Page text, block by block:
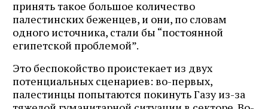
принять такое большое количество
палестинских беженцев, и они, по словам
одного источника, стали бы “постоянной
египетской проблемой”.
Это беспокойство проистекает из двух
потенциальных сценариев: во-первых,
палестинцы попытаются покинуть Газу из-за